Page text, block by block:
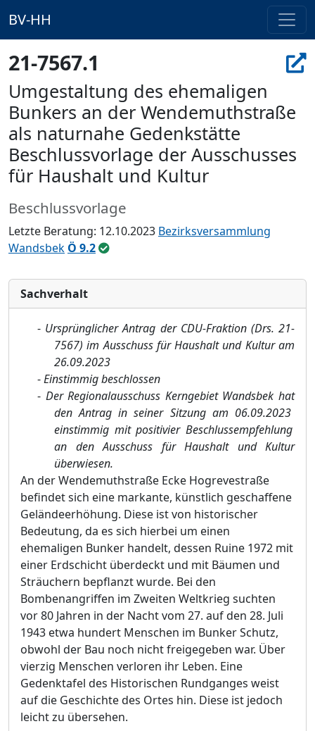
BV-HH
21-7567.1
Umgestaltung des ehemaligen
Bunkers an der Wendemuthstraße
als naturnahe Gedenkstätte
Beschlussvorlage der Ausschusses
für Haushalt und Kultur
Beschlussvorlage
Letzte Beratung: 12.10.2023 Bezirksversammlung
Wandsbek Ö 9.2
Sachverhalt
- Ursprünglicher Antrag der CDU-Fraktion (Drs. 21-
7567) im Ausschuss für Haushalt und Kultur am
26.09.2023
-Einstimmig beschlossen
- Der Regionalausschuss Kerngebiet Wandsbekhat
den Antrag in seiner Sitzung am 06.09.2023
einstimmig mit positivier Beschlussempfehlung
an den Ausschuss für Haushalt und Kultur
überwiesen.
An der Wendemuthstraße Ecke Hogrevestraße
befindet sich eine markante, künstlich geschaffene
Geländeerhöhung. Diese ist von historischer
Bedeutung, da es sich hierbei um einen
ehemaligen Bunker handelt, dessen Ruine 1972 mit
einer Erdschicht überdeckt und mit Bäumen und
Sträuchern bepflanzt wurde. Bei den
Bombenangriffen im Zweiten Weltkrieg suchten
vor 80 Jahren in der Nacht vom 27. auf den 28. Juli
1943 etwa hundert Menschen im Bunker Schutz,
obwohl der Bau noch nicht freigegeben war. Über
vierzig Menschen verloren ihr Leben. Eine
Gedenktafel des Historischen Rundganges weist
auf die Geschichte des Ortes hin. Diese ist jedoch
leicht zu übersehen.